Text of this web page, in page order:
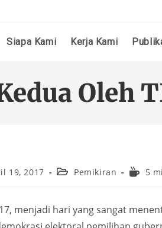
Siapa Kami Kerja Kami
Oleh
19, 2017 Pemikiran 5
menjadi hari yang sangat